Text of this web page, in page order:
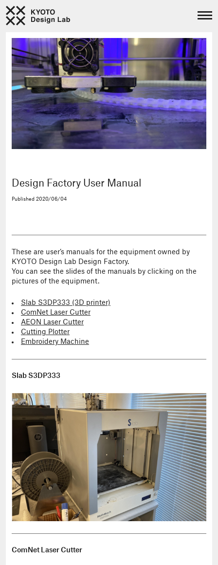
Design Factory User Manual
Published 2020/06/04
These are user’s manuals for the equipment owned by
KYOTO Design Lab Design Factory.
You can see the slides of the manuals by clicking on the
pictures of the equipment.
Slab S3DP333 (3D printer)
ComNet Laser Cutter
AEON Laser Cutter
Cutting Plotter
Embroidery Machine
Slab S3DP333
ComNet Laser Cutter